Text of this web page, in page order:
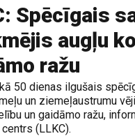
Spēcīgais
augļu
ražu
50 dienas ilgušais
un ziemeļaustrumu
un gaidāmo ražu,
(LLKC).